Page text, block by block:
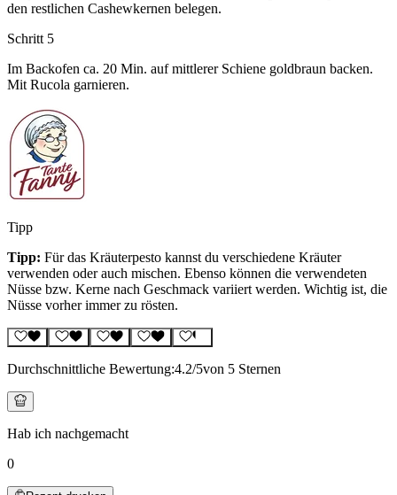
den restlichen Cashewkernen belegen.
Schritt 5
Im Backofen ca. 20 Min. auf mittlerer Schiene goldbraun backen.
Mit Rucola garnieren.
Tipp
Tipp: Für das Kräuterpesto kannst du verschiedene Kräuter
verwenden oder auch mischen. Ebenso können die verwendeten
Nüsse bzw. Kerne nach Geschmack variiert werden. Wichtig ist, die
Nüsse vorher immer zu rösten.
Durchschnittliche Bewertung:4.2/5von 5 Sternen
Hab ich nachgemacht
0